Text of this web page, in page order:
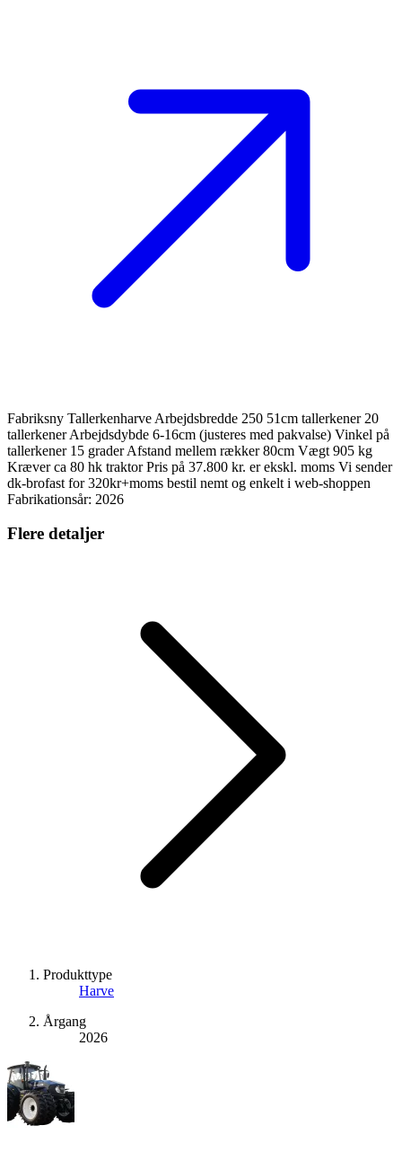
Fabriksny Tallerkenharve Arbejdsbredde 250 51cm tallerkener 20
tallerkener Arbejdsdybde 6-16cm (justeres med pakvalse) Vinkel på
tallerkener 15 grader Afstand mellem rækker 80cm Vægt 905 kg
Kræver ca 80 hk traktor Pris på 37.800 kr. er ekskl. moms Vi sender
dk-brofast for 320kr+moms bestil nemt og enkelt i web-shoppen
Fabrikationsår: 2026
Flere detaljer
Produkttype
Harve
Årgang
2026